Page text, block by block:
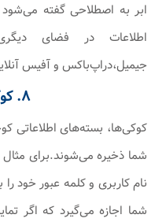
ابر به اصطلاحی گفته
اطلاعات در فضای
جیمیل،دراپ‌باکس و آفیس
۸. کوکی (Cookie)
کوکی‌ها، بسته‌های اطلاعاتی
شما ذخیره می‌شوند.برای
نام کاربری و کلمه عبور خود
شما اجازه می‌گیرد که اگر